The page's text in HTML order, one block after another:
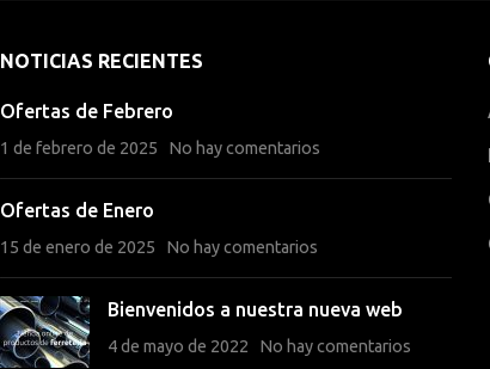
NOTICIAS RECIENTES
Ofertas de Febrero
1 de febrero de 2025 No hay comentarios
Ofertas de Enero
15 de enero de 2025 No hay comentarios
Bienvenidos a nuestra nueva web
4 de mayo de 2022 No hay comentarios